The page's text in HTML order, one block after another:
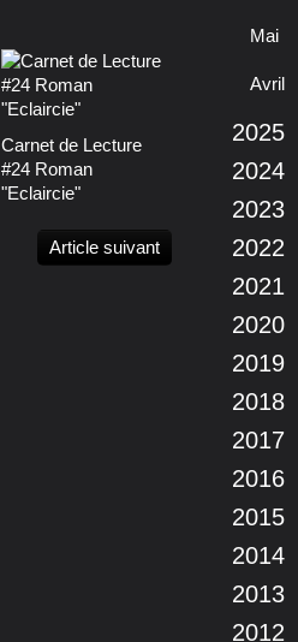
Carnet de Lecture
#24 Roman
"Eclaircie"
Article suivant
Mai
Avril
2025
2024
2023
2022
2021
2020
2019
2018
2017
2016
2015
2014
2013
2012